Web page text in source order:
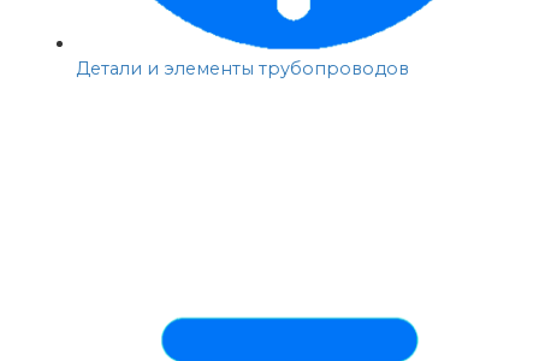
Детали и элементы трубопроводов